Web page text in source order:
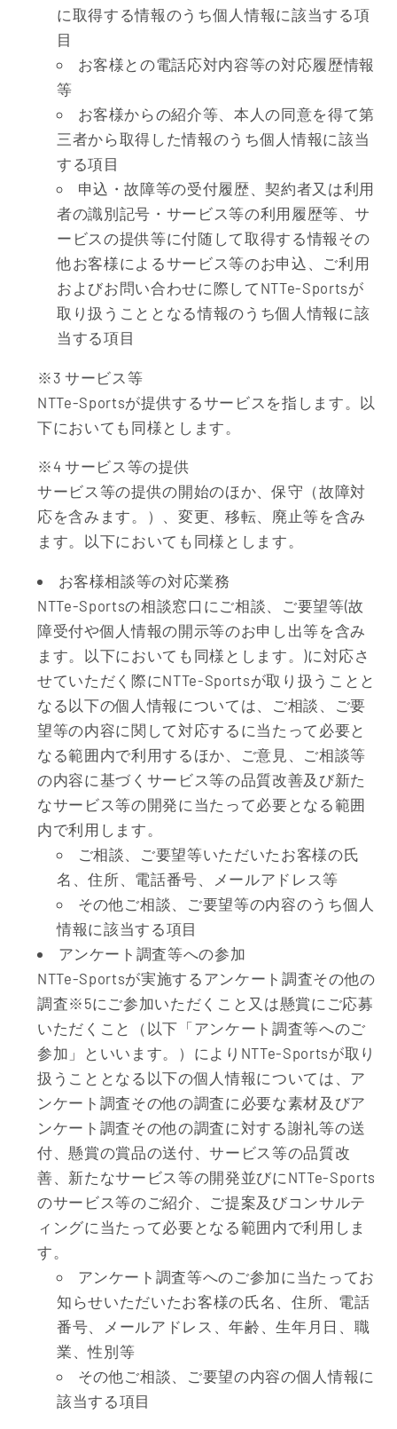
に取得する情報のうち個人情報に該当する項
目
お客様との電話応対内容等の対応履歴情報
等
お客様からの紹介等、本人の同意を得て第
三者から取得した情報のうち個人情報に該当
する項目
申込・故障等の受付履歴、契約者又は利用
者の識別記号・サービス等の利用履歴等、サ
ービスの提供等に付随して取得する情報その
他お客様によるサービス等のお申込、ご利用
およびお問い合わせに際してNTTe-Sportsが
取り扱うこととなる情報のうち個人情報に該
当する項目
※3 サービス等
NTTe-Sportsが提供するサービスを指します。以
下においても同様とします。
※4 サービス等の提供
サービス等の提供の開始のほか、保守（故障対
応を含みます。）、変更、移転、廃止等を含み
ます。以下においても同様とします。
お客様相談等の対応業務
NTTe-Sportsの相談窓口にご相談、ご要望等(故
障受付や個人情報の開示等のお申し出等を含み
ます。以下においても同様とします。)に対応さ
せていただく際にNTTe-Sportsが取り扱うことと
なる以下の個人情報については、ご相談、ご要
望等の内容に関して対応するに当たって必要と
なる範囲内で利用するほか、ご意見、ご相談等
の内容に基づくサービス等の品質改善及び新た
なサービス等の開発に当たって必要となる範囲
内で利用します。
ご相談、ご要望等いただいたお客様の氏
名、住所、電話番号、メールアドレス等
その他ご相談、ご要望等の内容のうち個人
情報に該当する項目
アンケート調査等への参加
NTTe-Sportsが実施するアンケート調査その他の
調査※5にご参加いただくこと又は懸賞にご応募
いただくこと（以下「アンケート調査等へのご
参加」といいます。）によりNTTe-Sportsが取り
扱うこととなる以下の個人情報については、ア
ンケート調査その他の調査に必要な素材及びア
ンケート調査その他の調査に対する謝礼等の送
付、懸賞の賞品の送付、サービス等の品質改
善、新たなサービス等の開発並びにNTTe-Sports
のサービス等のご紹介、ご提案及びコンサルテ
ィングに当たって必要となる範囲内で利用しま
す。
アンケート調査等へのご参加に当たってお
知らせいただいたお客様の氏名、住所、電話
番号、メールアドレス、年齢、生年月日、職
業、性別等
その他ご相談、ご要望の内容の個人情報に
該当する項目